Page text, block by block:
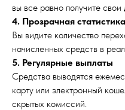
вы все равно получите свои
4. Прозрачная статистика
Вы видите количество
начисленных средств в
5. Регулярные выплаты
Средства выводятся
карту или электронный
скрытых комиссий.